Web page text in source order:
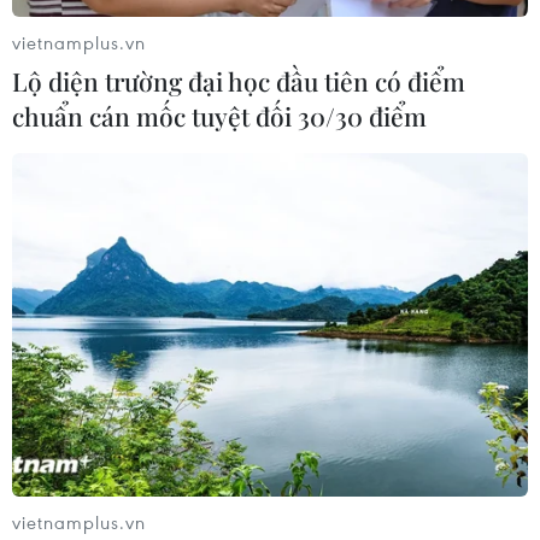
quát cho du khách về sự phát triển của con
người từ thời tiền sử đến nay ở Tràng An; cùng
với đó là các di tích, danh thắng của Quần thể
Chiêm ngưỡng
các tác phẩm nghệ thuật
điêu khắc ánh sáng
Anh Bùi Văn Tự (Hà Nội) đã sáng
tạo nên những tác phẩm "Điêu
khắc ánh sáng" chân dung của 12
nhà khoa học, danh họa, nhạc sỹ
nổi tiếng thế giới từ thân gỗ xù xì,
vietnamplus.vn
Lộ diện trường đại học đầu tiên có điểm
chuẩn cán mốc tuyệt đối 30/30 điểm
vietnamplus.vn